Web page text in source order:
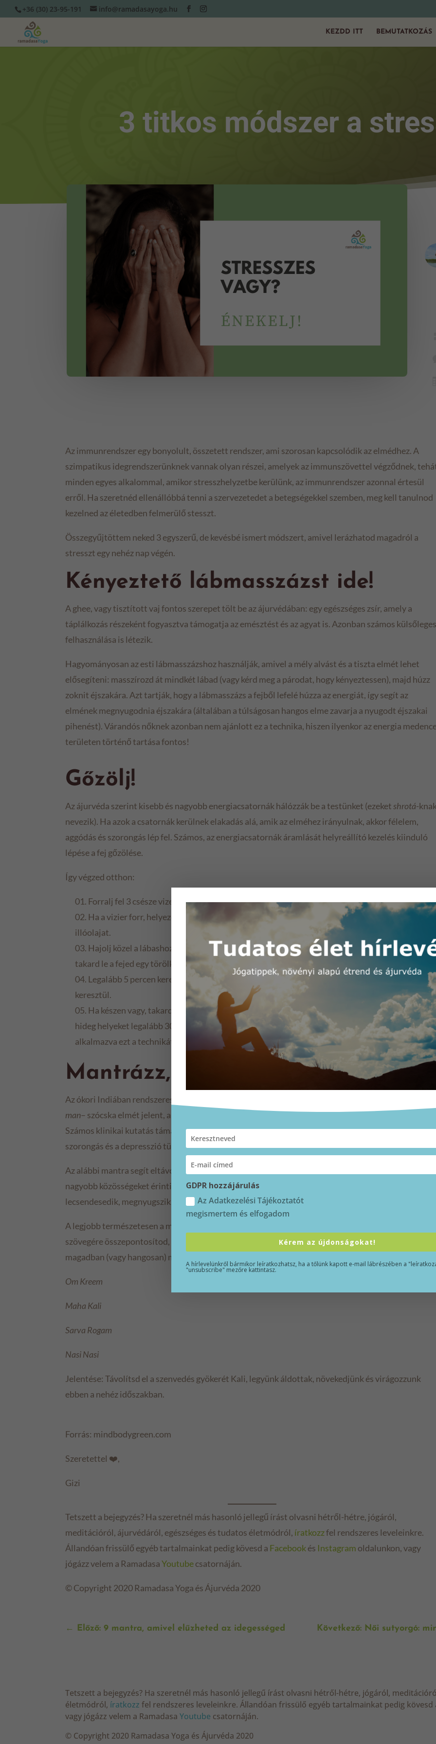
+36 (30) 23-95-191 info@ramadasayoga.hu
KEZDD ITT BEMUTATKOZÁS
3 titkos módszer a
Az immunrendszer egy bonyolult, összetett rendszer, ami szorosan kapcsolódik az elmédhez. A
szimpatikus idegrendszerünknek vannak olyan részei, amelyek az immunszövettel végződnek,
minden egyes alkalommal, amikor stresszhelyzetbe kerülünk, az immunrendszer azonnal értesül
erről. Ha szeretnéd ellenállóbbá tenni a szervezetedet a betegségekkel szemben, meg kell tanulnod
kezelned az életedben felmerülő stesszt.
Összegyűjtöttem neked 3 egyszerű, de kevésbé ismert módszert, amivel lerázhatod magadról a
stresszt egy nehéz nap végén.
Kényeztető lábmasszázst ide!
A ghee, vagy tisztított vaj fontos szerepet tölt be az ájurvédában: egy egészséges zsír, amely a
táplálkozás részeként fogyasztva támogatja az emésztést és az agyat is. Azonban számos
felhasználása is létezik.
Hagyományosan az esti lábmasszázshoz használják, amivel a mély alvást és a tiszta elmét lehet
elősegíteni: masszírozd át mindkét lábad (vagy kérd meg a párodat, hogy kényeztessen), majd húzz
zoknit éjszakára. Azt tartják, hogy a lábmasszázs a fejből lefelé húzza az energiát, így segít az
elmének megnyugodnia éjszakára (általában a túlságosan hangos elme zavarja a nyugodt éjszakai
pihenést). Várandós nőknek azonban nem ajánlott ez a technika, hiszen ilyenkor az energia
területen történő tartása fontos!
Gőzölj!
Az ájurvéda szerint kisebb és nagyobb energiacsatornák hálózzák be a testünket (ezeketshrotá-
nevezik). Ha azok a csatornák kerülnek elakadás alá, amik az elméhez irányulnak, akkor félelem,
aggódás és szorongás lép fel. Számos, az energiacsatornák áramlását helyreállító kezelés kiinduló
lépése a fej gőzölése.
Így végzed otthon:
Forralj fel 3 csésze vizet egy közepes lábasban.
Ha a vizier forr, helyezd a lábast egy hőálló alátétre, és cseppents bele 3-5 csepp eukaliptusz
illóolajat.
Hajolj közel a lábashoz (vigyázz! forró!) hogy be tudd lélegezni a gőzd, hunyd le a szemed és
takard le a fejed egy törölkőzóvel.
Legalább 5 percen keresztül maradj így, lélegezz be az orrodon keresztül és lélegezz ki a
keresztül.
Ha készen vagy, takard be a fejed a törölközővel, hogy melegen tartsd, és kerüld a huzatos,
hideg helyeket legalább 30 percig. Miután a vírusok nagy része hőre érzékeny, a nap végén
alkalmazva ezt a technikát kiváló megelőző rutint alakíthatsz ki a jelenlegi helyzetben.
Mantrázz, mintha vitamint
Az ókori Indiában rendszeresen használták a mantrákat az ájurvédikus gyógyászat részeként. A
man– szócska elmét jelent, a –
pedig azt, hogy keresztül, tehát szó szerint: az elmén keresztül.
Számos klinikai kutatás támasztja alá, hogy a mantameditáció hogyan segíthet enyhíteni a
szorongás és a depresszió tüneteit.
Az alábbi mantra segít eltávolítani a negatív energiákat, amelyek mind az egyéneket, mind a
nagyobb közösségeket érintik. Recitáld hangosan, vagy magadban, és figyeld meg, ahogy az elméd
lecsendesedik, megnyugszik.
A legjobb természetesen a mantra meditáció, amikor figyelmed legalább 30 percre csak a mantra
szövegére összepontosítod, de ha egyszer belemászik a dallam a füledbe, nyugodtan énekeld
magadban (vagy hangosan) mosogatás közben, vagy ha vezetsz.
Om Kreem
Maha Kali
Sarva Rogam
Nasi Nasi
Jelentése: Távolítsd el a szenvedés gyökerét Kali, legyünk áldottak, növekedjünk és virágozzunk
ebben a nehéz időszakban.
Forrás: mindbodygreen.com
Szeretettel ❤️,
Gizi
Tetszett a bejegyzés? Ha szeretnél más hasonló jellegű írást olvasni hétről-hétre, jógáról,
meditációról, ájurvédáról, egészséges és tudatos életmódról, íratkozzfel rendszeres leveleinkre.
Állandóan frissülő egyéb tartalmainkat pedig kövesd a Facebookés Instagram oldalunkon, vagy
jógázz velem a RamadasaYoutubecsatornáján.
© Copyright 2020 Ramadasa Yoga és Ájurvéda 2020
← Előző: 9 mantra, amivel elűzheted az idegességed Következő: Női sutyorgó:
Tetszett a bejegyzés? Ha szeretnél más hasonló jellegű írást olvasni hétről-hétre, jógáról,
életmódról, íratkozz fel rendszeres leveleinkre. Állandóan frissülő egyéb tartalmainkat pedig kövesd
vagy jógázz velem a Ramadasa Youtube csatornáján.
© Copyright 2020 Ramadasa Yoga és Ájurvéda 2020
GDPR hozzájárulás
Az Adatkezelési Tájékoztatót
megismertem és elfogadom
Kérem az újdonságokat!
A hírlevelünkről bármikor leíratkozhatsz, ha a tőlünk kapott e-mail lábrészében a
"unsubscribe" mezőre kattintasz.